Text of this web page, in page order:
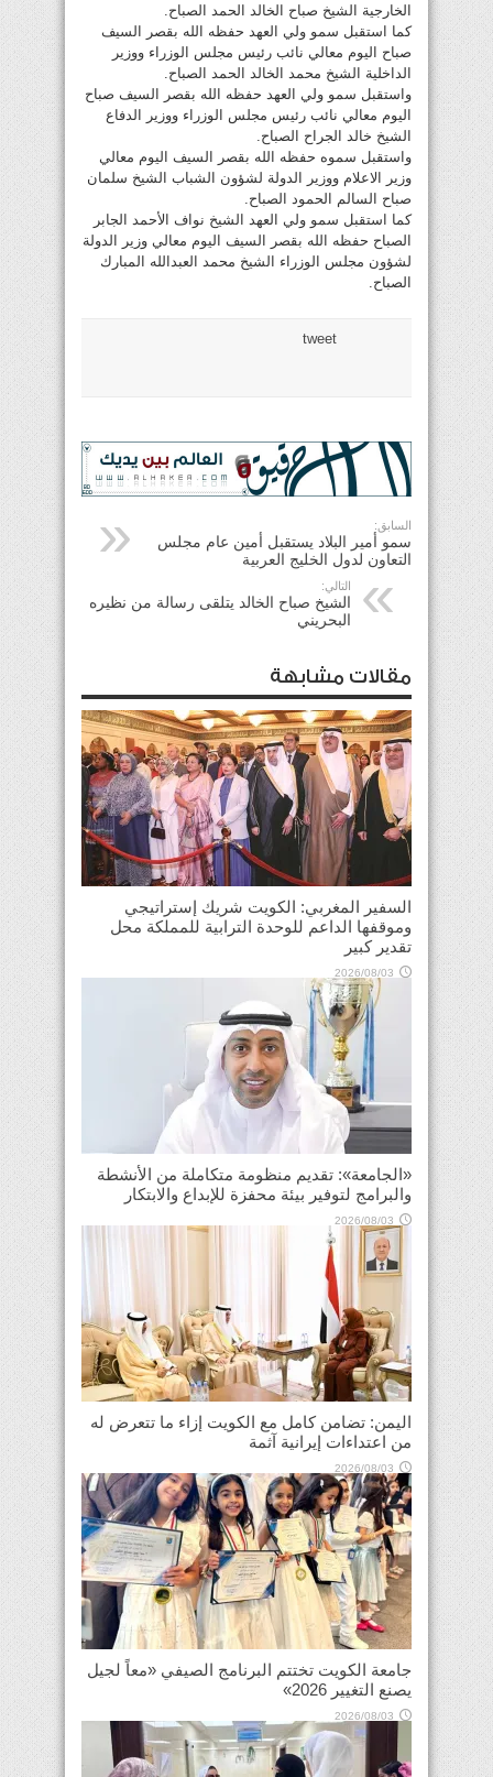
الخارجية الشيخ صباح الخالد الحمد الصباح.
كما استقبل سمو ولي العهد حفظه الله بقصر السيف
صباح اليوم معالي نائب رئيس مجلس الوزراء ووزير
الداخلية الشيخ محمد الخالد الحمد الصباح.
واستقبل سمو ولي العهد حفظه الله بقصر السيف صباح
اليوم معالي نائب رئيس مجلس الوزراء ووزير الدفاع
الشيخ خالد الجراح الصباح.
واستقبل سموه حفظه الله بقصر السيف اليوم معالي
وزير الاعلام ووزير الدولة لشؤون الشباب الشيخ سلمان
صباح السالم الحمود الصباح.
كما استقبل سمو ولي العهد الشيخ نواف الأحمد الجابر
الصباح حفظه الله بقصر السيف اليوم معالي وزير الدولة
لشؤون مجلس الوزراء الشيخ محمد العبدالله المبارك
الصباح.
tweet
السابق:
سمو أمير البلاد يستقبل أمين عام مجلس
التعاون لدول الخليج العربية
التالي:
الشيخ صباح الخالد يتلقى رسالة من نظيره
البحريني
مقالات مشابهة
السفير المغربي: الكويت شريك إستراتيجي
وموقفها الداعم للوحدة الترابية للمملكة محل
تقدير كبير
2026/08/03
«الجامعة»: تقديم منظومة متكاملة من الأنشطة
والبرامج لتوفير بيئة محفزة للإبداع والابتكار
2026/08/03
اليمن: تضامن كامل مع الكويت إزاء ما تتعرض له
من اعتداءات إيرانية آثمة
2026/08/03
جامعة الكويت تختتم البرنامج الصيفي «معاً لجيل
يصنع التغيير 2026»
2026/08/03